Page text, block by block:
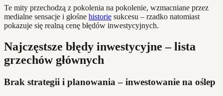
Te mity przechodzą z pokolenia na pokolenie, wzmacniane przez
medialne sensacje i głośne historie sukcesu – rzadko natomiast
pokazuje się realną cenę błędów inwestycyjnych.
Najczęstsze błędy inwestycyjne – lista
grzechów głównych
Brak strategii i planowania – inwestowanie na oślep